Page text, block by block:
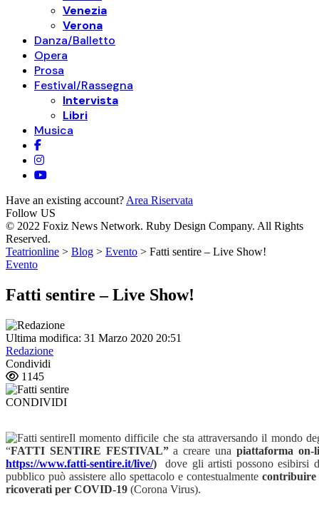
Venezia
Verona
Danza/Balletto
Opera
Prosa
Festival/Rassegna
Intervista
Libri
Musica
Have an existing account? Area Riservata
Follow US
© 2022 Foxiz News Network. Ruby Design Company. All Rights
Reserved.
Teatrionline > Blog > Evento > Fatti sentire – Live Show!
Evento
Fatti sentire – Live Show!
Ultima modifica: 31 Marzo 2020 20:51
Redazione
Condividi
1145
CONDIVIDI
Il momento difficile che sta attraversando il mondo
“FATTI SENTIRE FESTIVAL”a creare una piattaforma
https://www.fatti-sentire.it/live/) dove gli artisti possono esibirsi
pubblico può assistere allo spettacolo e contestualmente contribuire
ricoverati per COVID-19 (Corona Virus).